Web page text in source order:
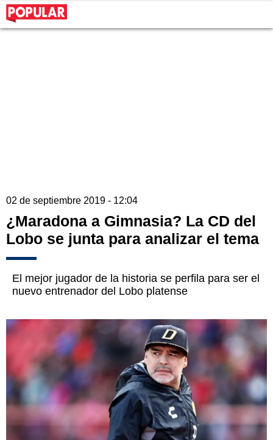
02 de septiembre 2019 - 12:04
¿Maradona a Gimnasia? La CD del
Lobo se junta para analizar el tema
El mejor jugador de la historia se perfila para ser el
nuevo entrenador del Lobo platense